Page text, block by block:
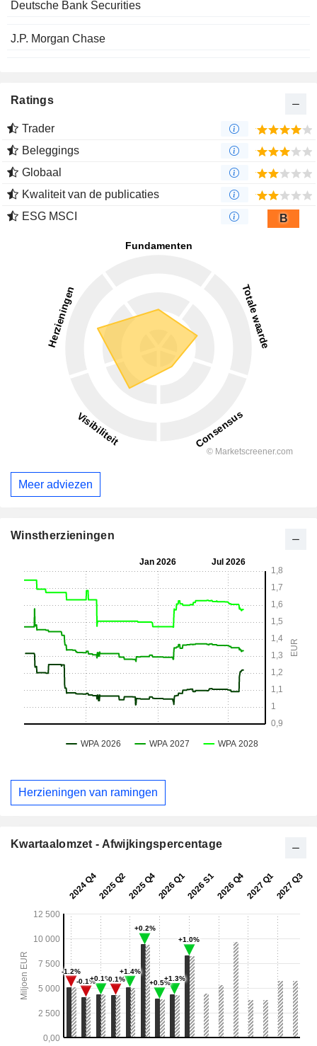
Deutsche Bank Securities
J.P. Morgan Chase
Ratings
Trader
Beleggings
Globaal
Kwaliteit van de publicaties
ESG MSCI
B
Meer adviezen
Winstherzieningen
Herzieningen van ramingen
Kwartaalomzet - Afwijkingspercentage